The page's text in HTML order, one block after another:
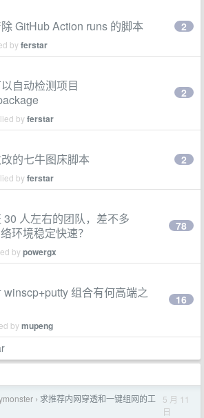
GitHub Action runs 的脚本
byferstar
2
自动检测项目
byferstar
2
的七牛图床脚本
byferstar
2
人左右的团队，差不多
环境稳定快速？
bypowergx
78
组合有何高端之
bymupeng
16
› 求推荐内网穿透和一键组网的工
5 月 11
日